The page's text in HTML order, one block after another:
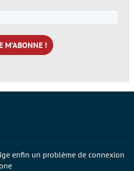
e-
mail
*
enfin un problème de connexion